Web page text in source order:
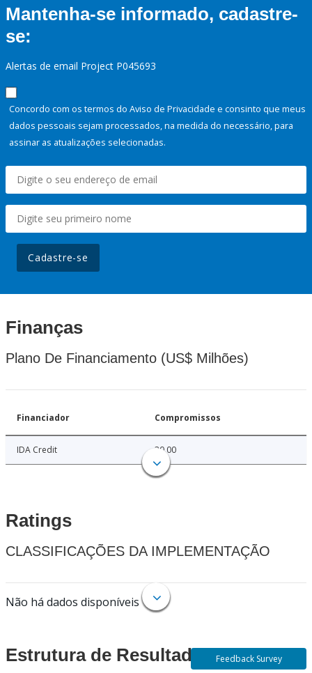
Mantenha-se informado, cadastre-
se:
Alertas de email Project P045693
Concordo com os termos do Aviso de Privacidade e consinto que meus
dados pessoais sejam processados, na medida do necessário, para
assinar as atualizações selecionadas.
Cadastre-se
Finanças
Plano De Financiamento (US$ Milhões)
Financiador Compromissos
IDA Credit 30.00
Ratings
CLASSIFICAÇÕES DA IMPLEMENTAÇÃO
Não há dados disponíveis
Estrutura de Resultados Feedback Survey